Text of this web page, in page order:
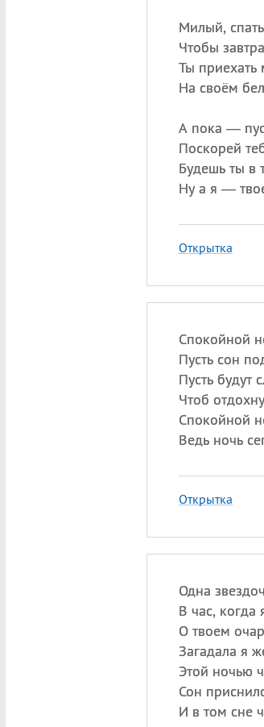
Милый,
Чтобы
Ты приехать
На своём
А пока —
Поскорей
Будешь ты в
Ну а я —
Открытка
Спокойной
Пусть сон
Пусть будут
Чтоб
Спокойной
Ведь ночь
Открытка
Одна
В час, когда
О твоем
Загадала я
Этой ночью
Сон
И в том сне